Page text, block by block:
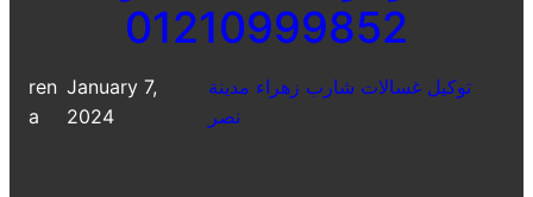
01210999852
ren
a
January 7,
2024
توكيل غسالات شارب زهراء مدينة
نصر